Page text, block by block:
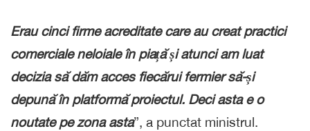
Erau cinci firme acreditate care au creat practici
comerciale neloiale în piață și atunci am luat
decizia să dăm acces fiecărui fermier să-și
depună în platformă proiectul. Deci asta e o
noutate pe zona asta”, a punctat ministrul.